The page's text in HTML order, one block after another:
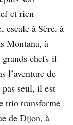
et rien
escale à Sère, à
Montana, à
chefs il
l’aventure de
pas seul, il est
trio transforme
de Dijon, à